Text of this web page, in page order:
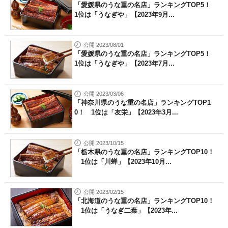
「愛媛県のうな重の名店」ランキングTOP5！
1位は「うなぎや」【2023年9月...
公開 2023/08/01
「愛媛県のうな重の名店」ランキングTOP5！
1位は「うなぎや」【2023年7月...
公開 2023/03/06
「神奈川県のうな重の名店」ランキングTOP1
0！ 1位は「友栄」【2023年3月...
公開 2023/10/15
「栃木県のうな重の名店」ランキングTOP10！
1位は「川蝉」【2023年10月...
公開 2023/02/15
「北海道のうな重の名店」ランキングTOP10！
1位は「うなぎ二葉」【2023年...